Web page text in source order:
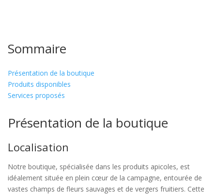
Sommaire
Présentation de la boutique
Produits disponibles
Services proposés
Présentation de la boutique
Localisation
Notre boutique, spécialisée dans les produits apicoles, est
idéalement située en plein cœur de la campagne, entourée de
vastes champs de fleurs sauvages et de vergers fruitiers. Cette